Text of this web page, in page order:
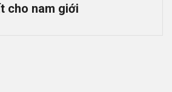
cho nam giới